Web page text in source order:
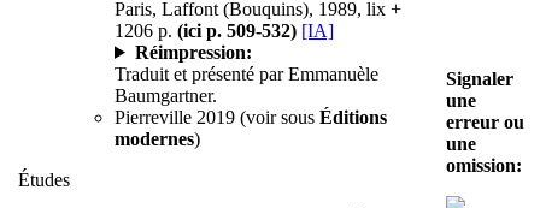
Paris, Laffont (Bouquins), 1989, lix +
1206 p. (ici p. 509-532) [IA]
Réimpression:
Traduit et présenté par Emmanuèle
Baumgartner.
Pierreville 2019 (voir sous Éditions
modernes)
Études
Signaler
une
erreur ou
une
omission: